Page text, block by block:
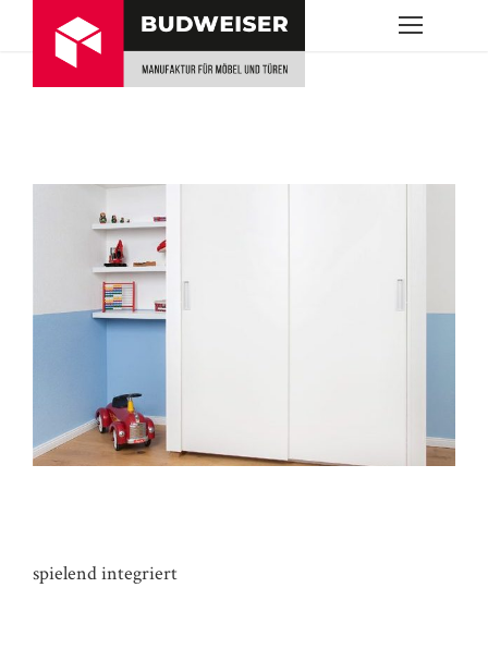
spielend integriert